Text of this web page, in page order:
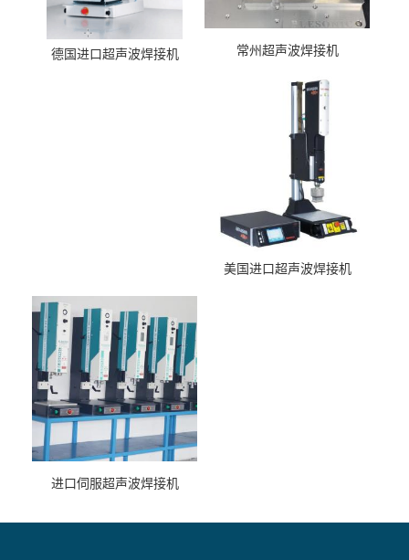
德国进口超声波焊接机 常州超声波焊接机
美国进口超声波焊接机
进口伺服超声波焊接机